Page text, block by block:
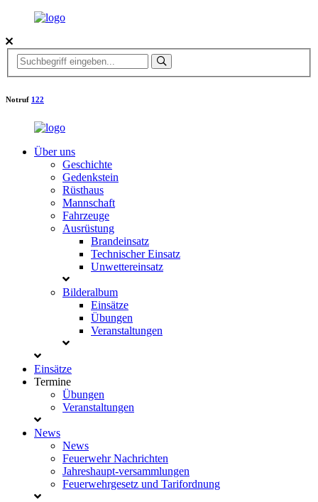
Notruf 122
Über uns
Geschichte
Gedenkstein
Rüsthaus
Mannschaft
Fahrzeuge
Ausrüstung
Brandeinsatz
Technischer Einsatz
Unwettereinsatz
Bilderalbum
Einsätze
Übungen
Veranstaltungen
Einsätze
Termine
Übungen
Veranstaltungen
News
News
Feuerwehr Nachrichten
Jahreshaupt-versammlungen
Feuerwehrgesetz und Tarifordnung